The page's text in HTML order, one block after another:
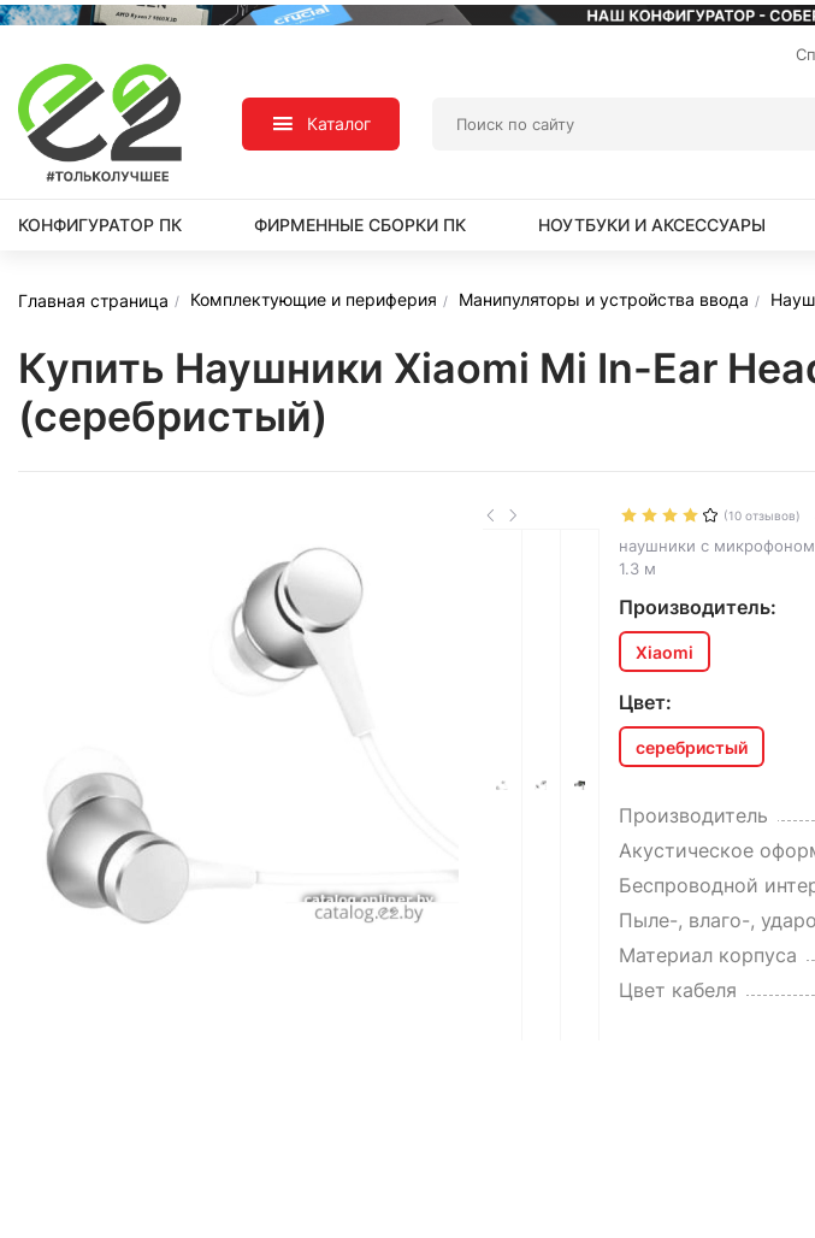
Каталог
КОНФИГУРАТОР ПК ФИРМЕННЫЕ СБОРКИ ПК НОУТБУКИ И АКСЕССУАРЫ
Главная страница Комплектующие и периферия Манипуляторы и устройства ввода
Купить Наушники Xiaomi Mi In-Ear
(серебристый)
(10 отзывов)
наушники с
1.3 м
Производитель:
Xiaomi
Цвет:
серебристый
Производитель
Акустическое
Беспроводной
Пыле-, влаго-,
Материал корпуса
Цвет кабеля